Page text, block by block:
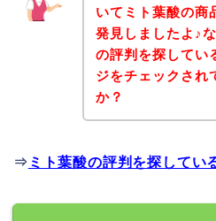
いてミト葉酸の商
発見しましたよ♪
の評判を探してい
ジをチェックされ
か？
⇒ ミト葉酸の評判を探してい